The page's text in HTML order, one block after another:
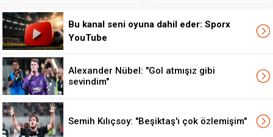
Bu kanal seni oyuna dahil eder: Sporx
YouTube
Alexander Nübel: "Gol atmışız gibi
sevindim"
Semih Kılıçsoy: "Beşiktaş'ı çok özlemişim"